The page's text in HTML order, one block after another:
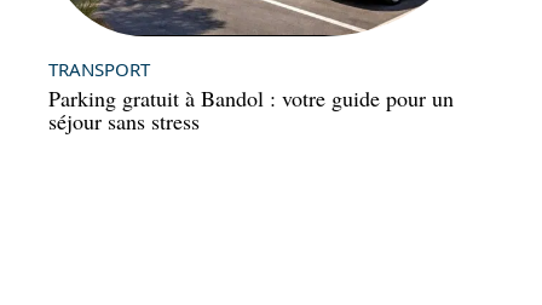
TRANSPORT
Parking gratuit à Bandol : votre guide pour un
séjour sans stress